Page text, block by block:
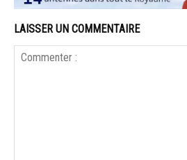
LAISSER UN COMMENTAIRE